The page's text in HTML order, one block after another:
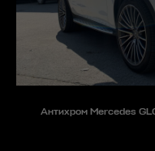
Антихром Mercedes